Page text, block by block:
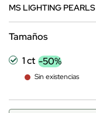
MS LIGHTING PEARLS
Tamaños
1 ct -50%
Sin existencias